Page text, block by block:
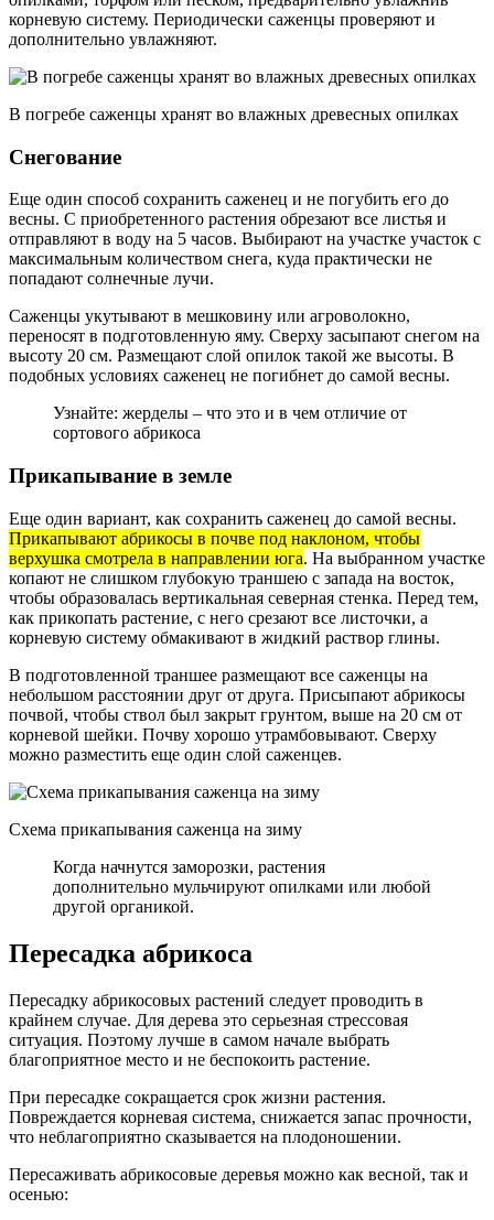
корневую систему. Периодически саженцы проверяют и
дополнительно увлажняют.
В погребе саженцы хранят во влажных древесных опилках
Снегование
Еще один способ сохранить саженец и не погубить его до
весны. С приобретенного растения обрезают все листья и
отправляют в воду на 5 часов. Выбирают на участке участок с
максимальным количеством снега, куда практически не
попадают солнечные лучи.
Саженцы укутывают в мешковину или агроволокно,
переносят в подготовленную яму. Сверху засыпают снегом на
высоту 20 см. Размещают слой опилок такой же высоты. В
подобных условиях саженец не погибнет до самой весны.
Узнайте: жерделы – что это и в чем отличие от
сортового абрикоса
Прикапывание в земле
Еще один вариант, как сохранить саженец до самой весны.
Прикапывают абрикосы в почве под наклоном, чтобы
верхушка смотрела в направлении юга. На выбранном участке
копают не слишком глубокую траншею с запада на восток,
чтобы образовалась вертикальная северная стенка. Перед тем,
как прикопать растение, с него срезают все листочки, а
корневую систему обмакивают в жидкий раствор глины.
В подготовленной траншее размещают все саженцы на
небольшом расстоянии друг от друга. Присыпают абрикосы
почвой, чтобы ствол был закрыт грунтом, выше на 20 см от
корневой шейки. Почву хорошо утрамбовывают. Сверху
можно разместить еще один слой саженцев.
Схема прикапывания саженца на зиму
Когда начнутся заморозки, растения
дополнительно мульчируют опилками или любой
другой органикой.
Пересадка абрикоса
Пересадку абрикосовых растений следует проводить в
крайнем случае. Для дерева это серьезная стрессовая
ситуация. Поэтому лучше в самом начале выбрать
благоприятное место и не беспокоить растение.
При пересадке сокращается срок жизни растения.
Повреждается корневая система, снижается запас прочности,
что неблагоприятно сказывается на плодоношении.
Пересаживать абрикосовые деревья можно как весной, так и
осенью: